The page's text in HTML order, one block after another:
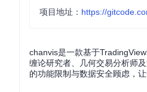
项目地址： https://
chanvis是一款基于
缠论研究者、几何交易分析师
的功能限制与数据安全顾虑，